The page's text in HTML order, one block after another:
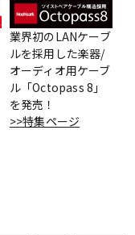
ウクレレ
パーカッション
業界初のLANケーブ
ルを採用した楽器/
オーディオ用ケーブ
ル「Octopass 8」
を発売！
>>特集ページ